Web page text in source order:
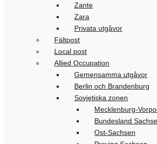
Zante
Zara
Privata utgåvor
Fältpost
Local post
Allied Occupation
Gemensamma utgåvor
Berlin och Brandenburg
Sovjetiska zonen
Mecklenburg-
Bundesland
Ost-Sachsen